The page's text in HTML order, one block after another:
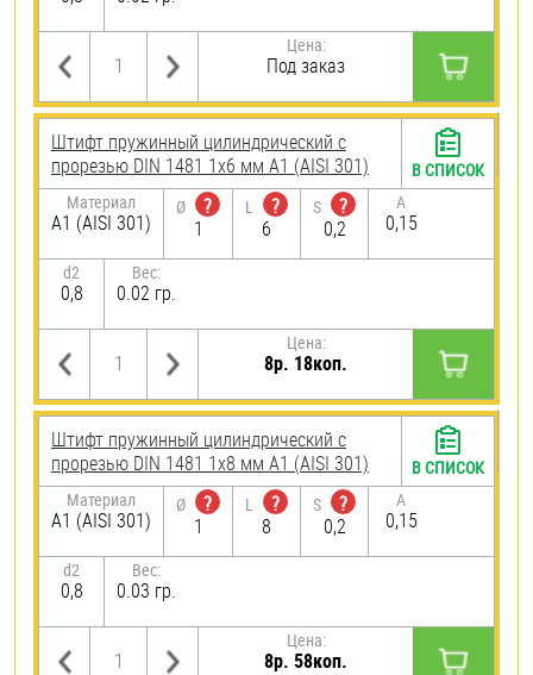
Цена:
Под заказ
Штифт пружинный цилиндрический с
прорезью DIN 1481 1х6 мм А1 (AISI 301)
Материал
А1 (AISI 301)
Ø
?
1
L
?
6
S
?
0,2
A
0,15
d2
0,8
Вес:
0.02 гр.
Цена:
8р. 18коп.
В СПИСОК
Штифт пружинный цилиндрический с
прорезью DIN 1481 1х8 мм А1 (AISI 301)
Материал
А1 (AISI 301)
Ø
?
1
L
?
8
S
?
0,2
A
0,15
d2
0,8
Вес:
0.03 гр.
Цена:
8р. 58коп.
В СПИСОК